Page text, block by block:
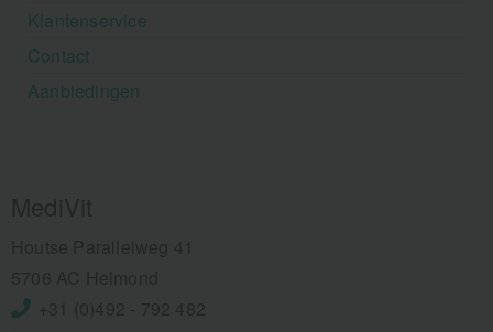
Klantenservice
Contact
Aanbiedingen